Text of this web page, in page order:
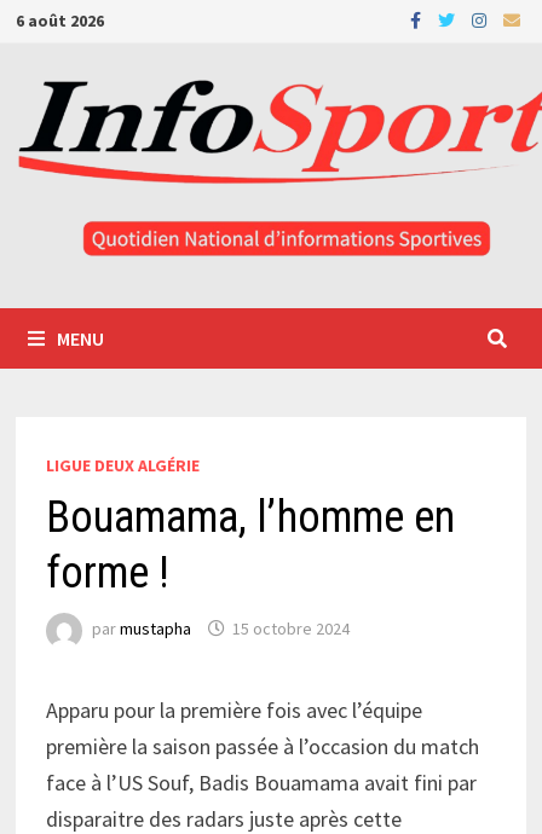
Passer
contenu
6 août 2026
MENU
LIGUE DEUX ALGÉRIE
Bouamama, l’homme en
forme !
parmustapha 15 octobre 2024
Apparu pour la première fois avec l’équipe
première la saison passée à l’occasion du match
face à l’US Souf, Badis Bouamama avait fini par
disparaitre des radars juste après cette